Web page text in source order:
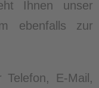
Ihnen unser
ebenfalls zur
E-Mail,